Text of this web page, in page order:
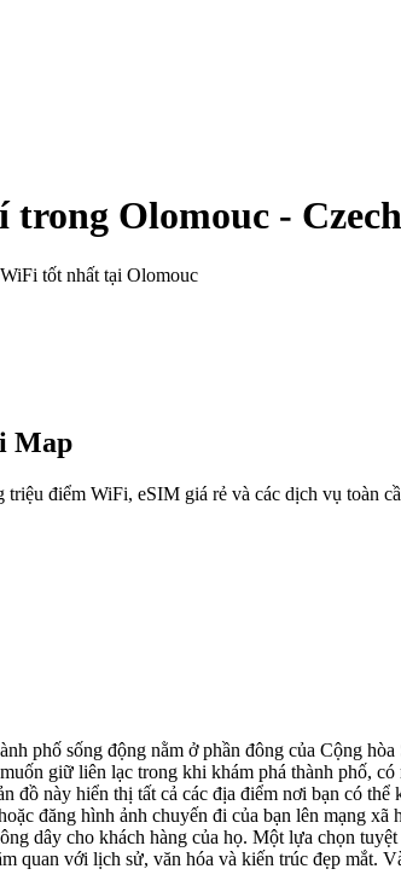
trong Olomouc -
tốt nhất tại Olomouc
Map
triệu điểm WiFi, eSIM giá rẻ và các dịch vụ toàn
phố sống động nằm ở phần đông của Cộng
giữ liên lạc trong khi khám phá thành phố,
đồ này hiển thị tất cả các địa điểm nơi bạn có
đăng hình ảnh chuyến đi của bạn lên mạng
dây cho khách hàng của họ. Một lựa chọn
quan với lịch sử, văn hóa và kiến trúc đẹp mắt.